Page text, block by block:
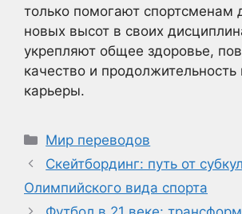
только помогают спортсменам
новых высот в своих
укрепляют общее здоровье,
качество и продолжительность
карьеры.
Рубрики
Мир переводов
Скейтбординг: путь от
Олимпийского вида спорта